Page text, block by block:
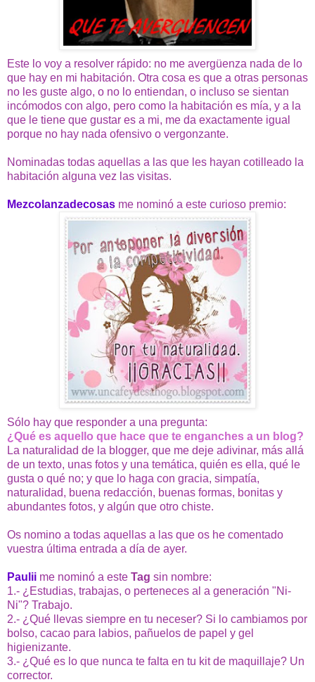
Este lo voy a resolver rápido: no me avergüenza nada de lo
que hay en mi habitación. Otra cosa es que a otras personas
no les guste algo, o no lo entiendan, o incluso se sientan
incómodos con algo, pero como la habitación es mía, y a la
que le tiene que gustar es a mi, me da exactamente igual
porque no hay nada ofensivo o vergonzante.
Nominadas todas aquellas a las que les hayan cotilleado la
habitación alguna vez las visitas.
Mezcolanzadecosas me nominó a este curioso premio:
Sólo hay que responder a una pregunta:
¿Qué es aquello que hace que te enganches a un blog?
La naturalidad de la blogger, que me deje adivinar, más allá
de un texto, unas fotos y una temática, quién es ella, qué le
gusta o qué no; y que lo haga con gracia, simpatía,
naturalidad, buena redacción, buenas formas, bonitas y
abundantes fotos, y algún que otro chiste.
Os nomino a todas aquellas a las que os he comentado
vuestra última entrada a día de ayer.
Paulii me nominó a este Tag sin nombre:
1.- ¿Estudias, trabajas, o perteneces al a generación "Ni-
Ni"? Trabajo.
2.- ¿Qué llevas siempre en tu neceser? Si lo cambiamos por
bolso, cacao para labios, pañuelos de papel y gel
higienizante.
3.- ¿Qué es lo que nunca te falta en tu kit de maquillaje? Un
corrector.